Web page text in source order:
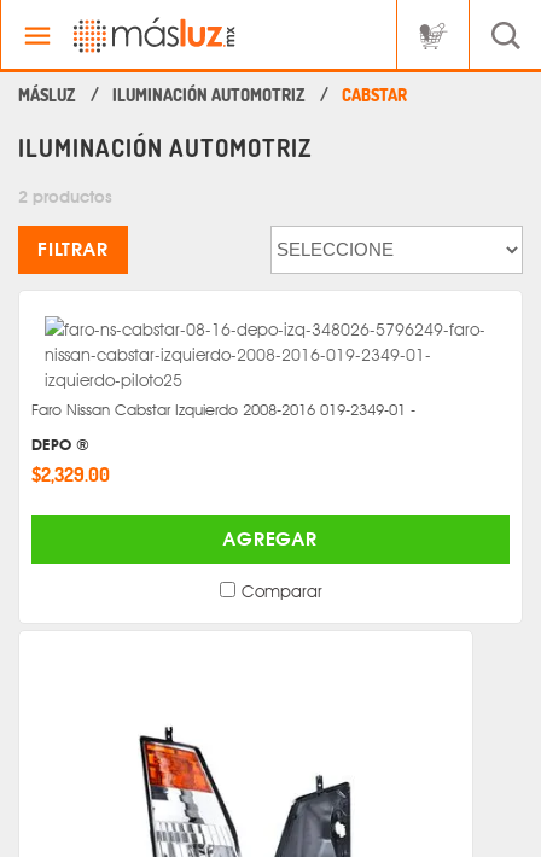
ILUMINACIÓN AUTOMOTRIZ CABSTAR
ILUMINACIÓN AUTOMOTRIZ
2 productos
FILTRAR
Faro Nissan Cabstar Izquierdo 2008-2016 019-2349-01 -
DEPO ®
$2,329.00
AGREGAR
Comparar